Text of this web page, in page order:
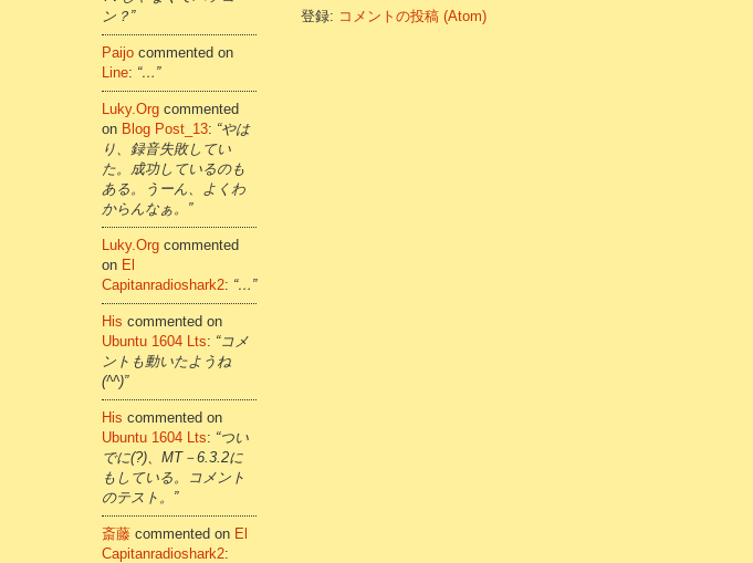
登録: コメントの投稿 (Atom)
ン？”
Paijo commented on
Line: “…”
Luky.org commented
on Blog Post_13: “やは
り、録音失敗してい
た。成功しているのも
ある。うーん、よくわ
からんなぁ。”
Luky.org commented
on El
Capitanradioshark2: “…”
His commented on
Ubuntu 1604 Lts: “コメ
ントも動いたようね
(^^)”
His commented on
Ubuntu 1604 Lts: “つい
でに(?)、MT－6.3.2に
もしている。コメント
のテスト。”
斎藤 commented on El
Capitanradioshark2: